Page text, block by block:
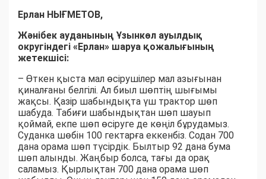
Ерлан НЫҒМЕТОВ,
Жәнібек ауданының Ұзынкөл ауылдық
округіндегі «Ерлан» шаруа қожалығының
жетекшісі:
– Өткен қыста мал өсірушілер мал азығынан
қиналғаны белгілі. Ал биыл шөптің шығымы
жақсы. Қазір шабындықта үш трактор шөп
шабуда. Табиғи шабындықтан шөп шауып
қоймай, екпе шөп өсіруге де көңіл бұрудамыз.
Суданка шөбін 100 гектарға еккенбіз. Содан 700
дана орама шөп түсірдік. Былтыр 92 дана бума
шөп алынды. Жаңбыр болса, тағы да орақ
саламыз. Қырлықтан 700 дана орама шөп